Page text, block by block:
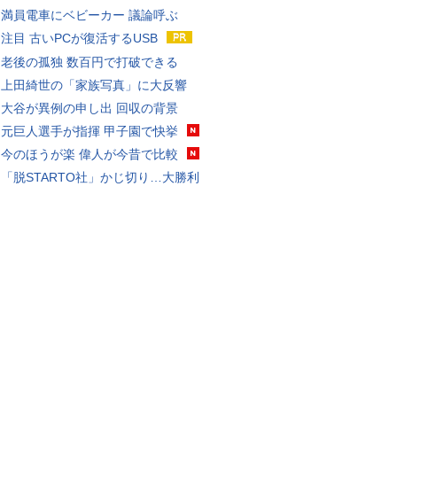
満員電車にベビーカー 議論呼ぶ
注目 古いPCが復活するUSB
老後の孤独 数百円で打破できる
上田綺世の「家族写真」に大反響
大谷が異例の申し出 回収の背景
元巨人選手が指揮 甲子園で快挙
今のほうが楽 偉人が今昔で比較
「脱STARTO社」かじ切り…大勝利